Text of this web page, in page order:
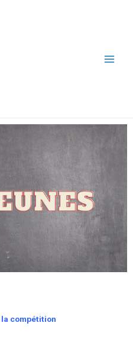
compétition